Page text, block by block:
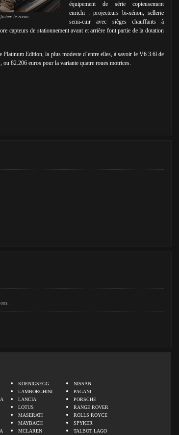
le zoom.
équipement de série copieusement
enrichi : projecteurs bi-xénon, sellerie
semi-cuir avec sièges chauffants à
capteurs de stationnement avant et arrière font partie de la dotation
Platinum Edition, la plus modeste d’entre elles, à savoir le V6 3.6l de
82.206 euros pour la variante quatre roues motrices.
KOENIGSEGG
LAMBORGHINI
LANCIA
LOTUS
MASERATI
MAYBACH
MCLAREN
NISSAN
PAGANI
PORSCHE
RANGE ROVER
ROLLS ROYCE
SPYKER
TALBOT LAGO